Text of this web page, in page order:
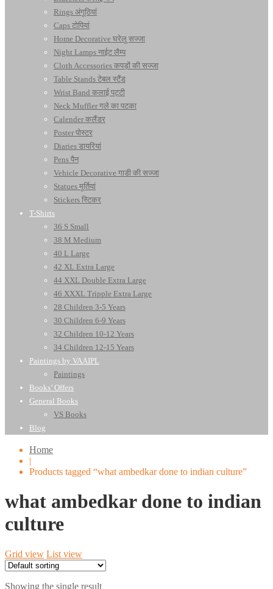
Rings अंगूठियां
Caps टोपियां
Home Decorative घरेलू सज्जा
Night Lamps नाईट लैम्प
Cloth Accessories कपड़ों की सज्जा
Table Stands टेबल स्टैंड
Wrist Band कलाई पट्टी
Neck Muffler गले का पटका
Calender कलैंडर
Poster पोस्टर
Diaries डायरियां
Pens पैन
Vehicle Decorative गाडी की सज्जा
Statues मूर्तियां
Stickers स्टिकर
T-Shirts
36 S Small
38 M Medium
40 L Large
42 XL Extra Large
44 XXL Double Extra Large
46 XXXL Tripple Extra Large
28 Children 3-5 Years
30 Children 6-9 Years
32 Children 10-12 Years
34 Children 12-15 Years
Paintings by VAAIPL
Paintings
Books’ Offers
General Books
VS Books
Blog
Home
|
Products tagged “what ambedkar done to indian culture”
what ambedkar done to indian
culture
Grid view List view
Showing the single result